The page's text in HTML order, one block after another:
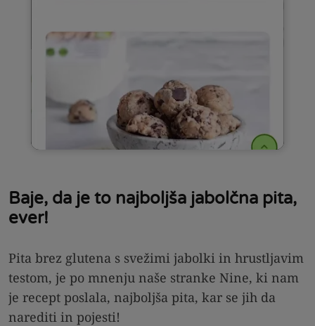
Baje, da je to najboljša jabolčna pita,
ever!
Pita brez glutena s svežimi jabolki in hrustljavim
testom, je po mnenju naše stranke Nine, ki nam
je recept poslala, najboljša pita, kar se jih da
narediti in pojesti!